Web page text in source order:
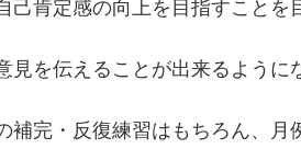
己肯定感の向上を目指すことを
見を伝えることが出来るように
完・反復練習はもちろん、月